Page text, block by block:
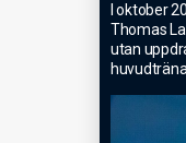
I oktober
Thomas
utan